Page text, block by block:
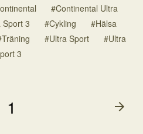
#Continental Ultra
Sport 3 #Cykling
#Hälsa
#Ultra Sport
#Ultra
3
1